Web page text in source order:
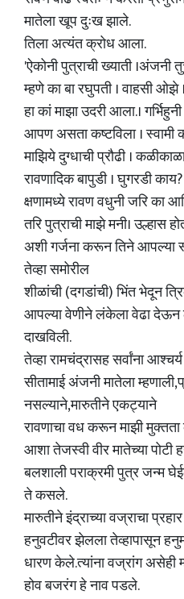
मातेला खूप दुःख झाले.
तिला अत्यंत क्रोध आला.
'ऐकोनी पुत्राची ख्याती ।अंजनी
म्हणे का बा रघुपती । वाहसी ओझे
हा कां माझा उदरी आला.।
आपण असता कष्टविला । स्वामी
माझिये दुग्धाची प्रौढी ।
रावणादिक बापुडी । घुगरडी काय?
क्षणामध्ये रावण वधुनी जरि का
तरि पुत्राची माझे मनी। उल्हास
अशी गर्जना करून तिने आपल्या
तेव्हा समोरील
शीळांची (दगडांची) भिंत भेदून
आपल्या वेणीने लंकेला वेढा
दाखविली.
तेव्हा रामचंद्रासह सर्वांना
सीतामाई अंजनी मातेला
नसल्याने,मारुतीने एकट्याने
रावणाचा वध करून माझी मुक्तता
आशा तेजस्वी वीर मातेच्या पोटी
बलशाली पराक्रमी पुत्र जन्म
ते कसले.
मारुतीने इंद्राच्या वज्राचा
हनुवटीवर झेलला तेव्हापासून
धारण केले.त्यांना वज्रांग
होव बजरंग हे नाव पडले.